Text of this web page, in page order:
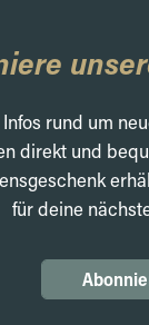
rund um
direkt und
für deine